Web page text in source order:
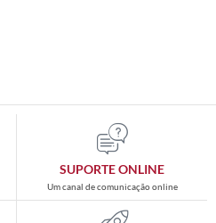
SUPORTE ONLINE
Um canal de comunicação online